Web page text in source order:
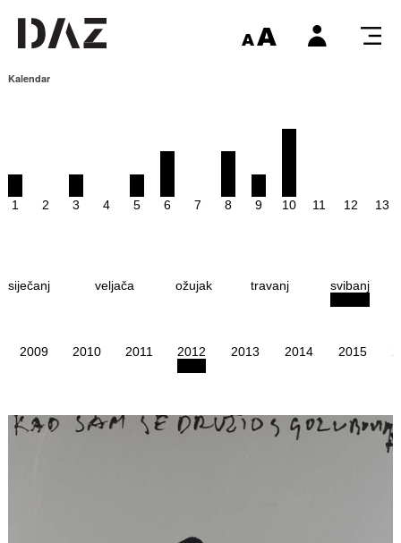
Kalendar
1 2 3 4 5 6 7 8 9 10 11 12 13
siječanj veljača ožujak travanj svibanj
2009 2010 2011 2012 2013 2014 2015